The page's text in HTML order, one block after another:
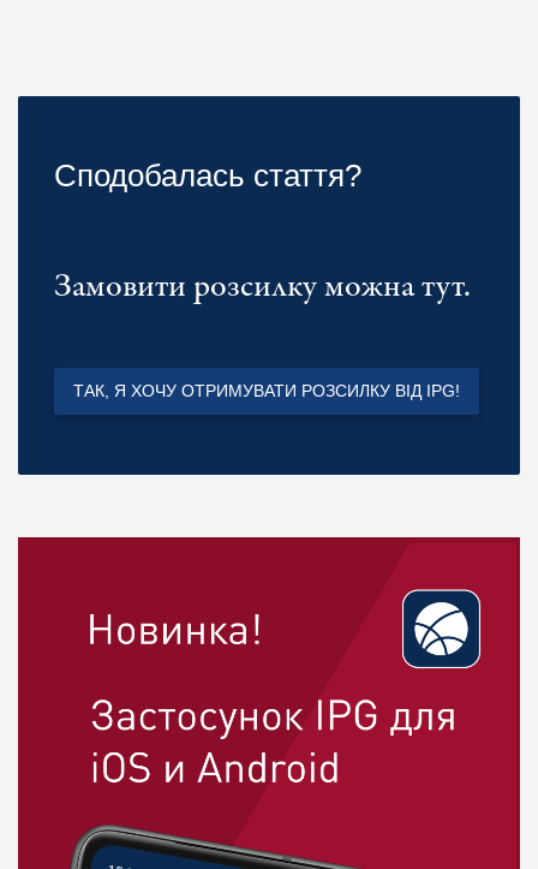
Сподобалась стаття?
Замовити розсилку можна тут.
ТАК, Я ХОЧУ ОТРИМУВАТИ РОЗСИЛКУ ВІД IPG!